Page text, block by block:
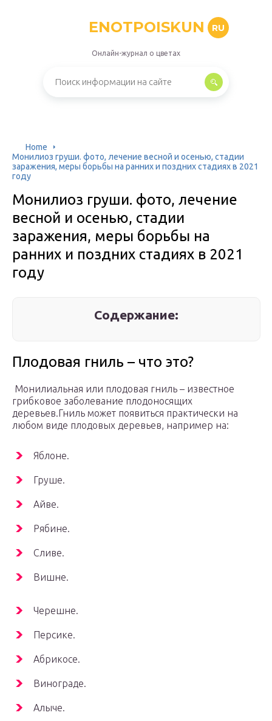
ENOTPOISKUN RU
Онлайн-журнал о цветах
Home
Монилиоз груши. фото, лечение весной и осенью, стадии
заражения, меры борьбы на ранних и поздних стадиях в 2021
году
Монилиоз груши. фото, лечение
весной и осенью, стадии
заражения, меры борьбы на
ранних и поздних стадиях в 2021
году
Содержание:
Плодовая гниль – что это?
Монилиальная или плодовая гниль – известное
грибковое заболевание плодоносящих
деревьев.Гниль может появиться практически на
любом виде плодовых деревьев, например на:
Яблоне.
Груше.
Айве.
Рябине.
Сливе.
Вишне.
Черешне.
Персике.
Абрикосе.
Винограде.
Алыче.